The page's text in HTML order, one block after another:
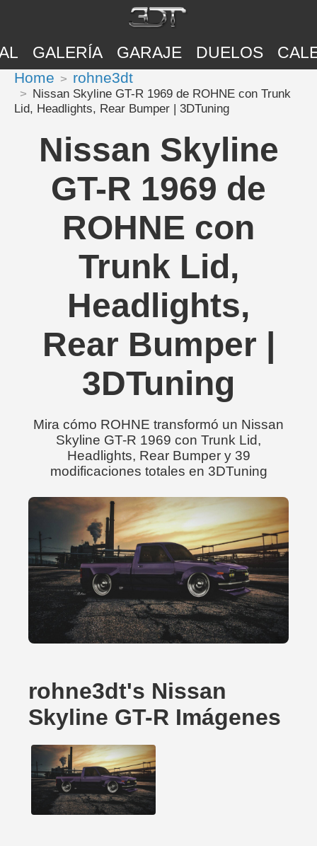
GALERÍA GARAJE DUELOS
Home rohne3dt
Nissan Skyline GT-R 1969 de ROHNE con Trunk
Lid, Headlights, Rear Bumper | 3DTuning
Nissan Skyline
GT-R 1969 de
ROHNE con
Trunk Lid,
Headlights,
Rear Bumper |
3DTuning
Mira cómo ROHNE transformó un Nissan
Skyline GT-R 1969 con Trunk Lid,
Headlights, Rear Bumper y 39
modificaciones totales en 3DTuning
rohne3dt's Nissan
Skyline GT-R Imágenes